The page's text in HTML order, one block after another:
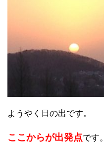
ようやく日の出です。
ここからが出発点です。